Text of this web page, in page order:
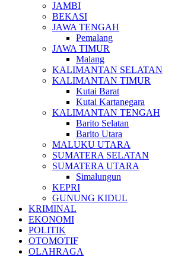
JAMBI
BEKASI
JAWA TENGAH
Pemalang
JAWA TIMUR
Malang
KALIMANTAN SELATAN
KALIMANTAN TIMUR
Kutai Barat
Kutai Kartanegara
KALIMANTAN TENGAH
Barito Selatan
Barito Utara
MALUKU UTARA
SUMATERA SELATAN
SUMATERA UTARA
Simalungun
KEPRI
GUNUNG KIDUL
KRIMINAL
EKONOMI
POLITIK
OTOMOTIF
OLAHRAGA